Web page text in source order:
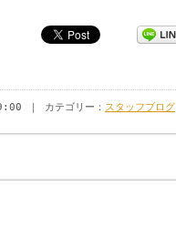
｜ カテゴリー： スタッフブログ